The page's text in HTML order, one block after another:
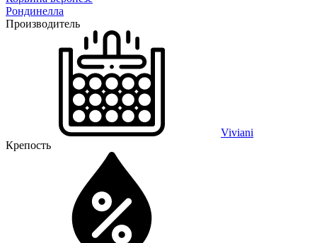
Рондинелла
Производитель
Viviani
Крепость